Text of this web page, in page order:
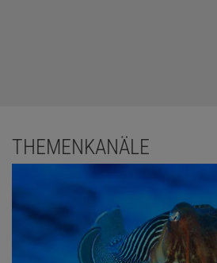
THEMENKANÄLE